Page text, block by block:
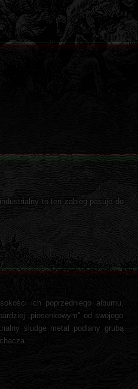
to ten zabieg pasuje do
ich poprzedniego albumu,
„piosenkowym" od swojego
sludge metal podlany grubą